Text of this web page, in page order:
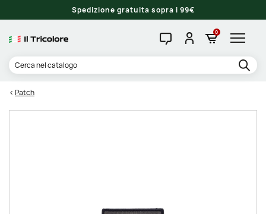
Spedizione gratuita sopra i 99€
0
Patch